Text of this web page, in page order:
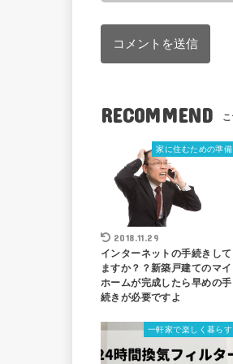
RECOMMEND
家に住むための準備
2018.11.29
インターネットの手続きして
ますか？？新築戸建てのマイ
ホームが完成したら早めの手
続きが必要ですよ
一軒家で楽しく暮らす